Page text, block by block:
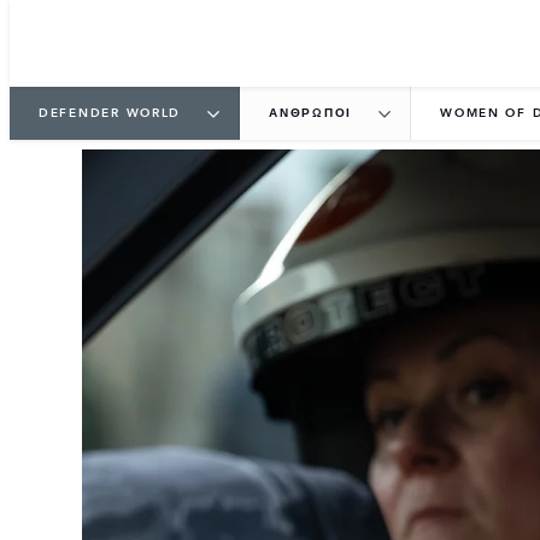
DEFENDER WORLD ΆΝΘΡΩΠΟΙ WOMEN OF